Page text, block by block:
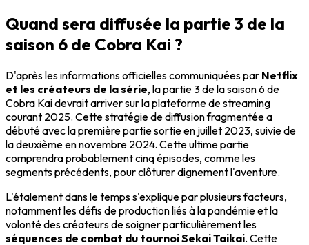
Quand sera diffusée la partie 3 de la
saison 6 de Cobra Kai ?
D'après les informations officielles communiquées par Netflix
et les créateurs de la série, la partie 3 de la saison 6 de
Cobra Kai devrait arriver sur la plateforme de streaming
courant 2025. Cette stratégie de diffusion fragmentée a
débuté avec la première partie sortie en juillet 2023, suivie de
la deuxième en novembre 2024. Cette ultime partie
comprendra probablement cinq épisodes, comme les
segments précédents, pour clôturer dignement l'aventure.
L'étalement dans le temps s'explique par plusieurs facteurs,
notamment les défis de production liés à la pandémie et la
volonté des créateurs de soigner particulièrement les
séquences de combat du tournoi Sekai Taikai. Cette